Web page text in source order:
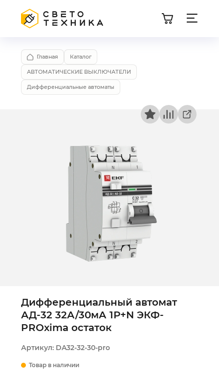
Главная Каталог
АВТОМАТИЧЕСКИЕ ВЫКЛЮЧАТЕЛИ
Дифференциальные автоматы
Дифференциальный автомат
АД-32 32А/30мА 1Р+N ЭКФ-
PROxima остаток
Артикул: DA32-32-30-pro
Товар в наличии